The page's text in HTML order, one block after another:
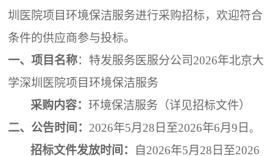
圳医院项目环境保洁服务进行采购招标，欢迎符合
条件的供应商参与投标。
一、项目名称：特发服务医服分公司2026年北京大
学深圳医院项目环境保洁服务
采购内容：环境保洁服务（详见招标文件）
二、 公告时间： 2026年5月 28 日至2026年6月9 日。
招标文件发放时间： 自2026年5月 28 日至2026